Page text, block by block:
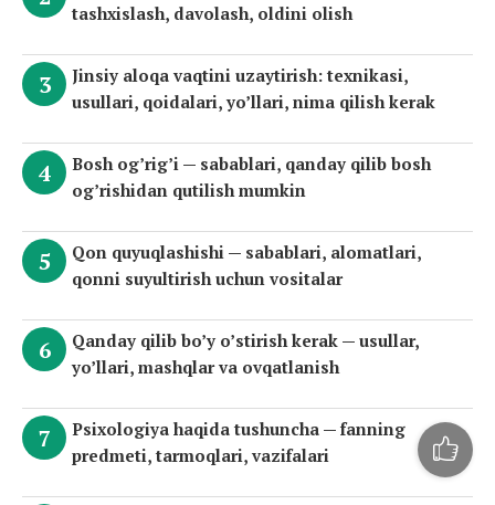
tashxislash, davolash, oldini olish
Jinsiy aloqa vaqtini uzaytirish: texnikasi,
usullari, qoidalari, yo’llari, nima qilish kerak
Bosh og’rig’i — sabablari, qanday qilib bosh
og’rishidan qutilish mumkin
Qon quyuqlashishi — sabablari, alomatlari,
qonni suyultirish uchun vositalar
Qanday qilib bo’y o’stirish kerak — usullar,
yo’llari, mashqlar va ovqatlanish
Psixologiya haqida tushuncha — fanning
predmeti, tarmoqlari, vazifalari